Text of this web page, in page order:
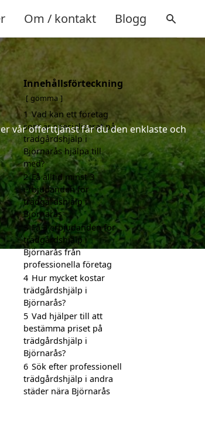
Om / kontakt Blogg
vår offerttjänst får du den enklaste och
Innehållsförteckning
gömma
1 Vad kan ett företag
som är specialiserat på
trädgårdshjälp i
Björnarås hjälpa till
med?
2 Få alltid minst 3
erbjudanden för
trädgårdshjälp i
Björnarås
3 Få 3 erbjudanden för
trädgårdshjälp i
Björnarås från
professionella företag
4 Hur mycket kostar
trädgårdshjälp i
Björnarås?
5 Vad hjälper till att
bestämma priset på
trädgårdshjälp i
Björnarås?
6 Sök efter professionell
trädgårdshjälp i andra
städer nära Björnarås